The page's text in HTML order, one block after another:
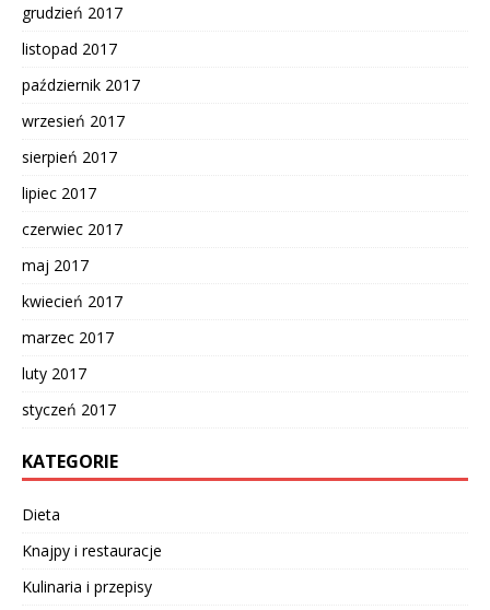
grudzień 2017
listopad 2017
październik 2017
wrzesień 2017
sierpień 2017
lipiec 2017
czerwiec 2017
maj 2017
kwiecień 2017
marzec 2017
luty 2017
styczeń 2017
KATEGORIE
Dieta
Knajpy i restauracje
Kulinaria i przepisy